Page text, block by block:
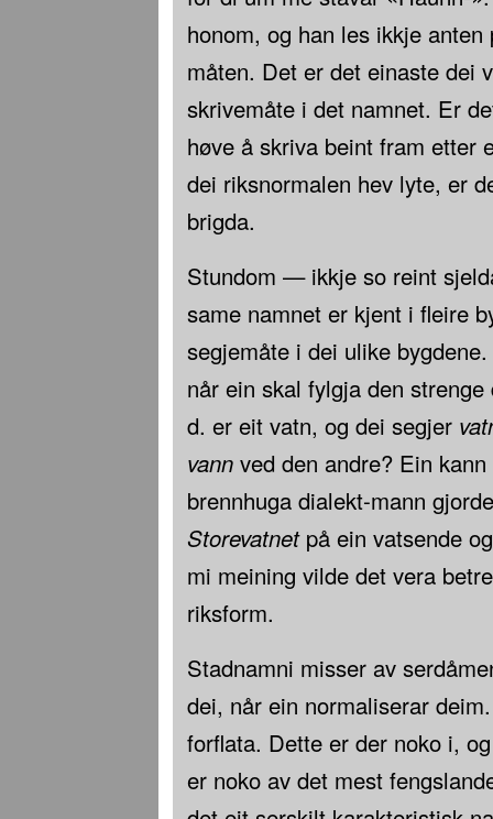
honom, og han les ikkje
måten. Det er det einaste dei
skrivemåte i det namnet. Er
høve å skriva beint fram etter
dei riksnormalen hev lyte, er
brigda.
Stundom — ikkje so reint
same namnet er kjent i fleire
segjemåte i dei ulike
når ein skal fylgja den
d. er eit vatn, og dei segjer
vannved den andre? Ein
brennhuga dialekt-mann
Storevatnetpå ein vatsende
mi meining vilde det vera
riksform.
Stadnamni misser av
dei, når ein normaliserar
forflata. Dette er der noko i,
er noko av det mest